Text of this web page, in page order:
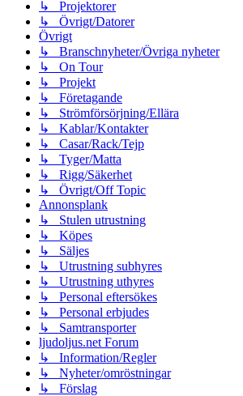
↳ Projektorer
↳ Övrigt/Datorer
Övrigt
↳ Branschnyheter/Övriga nyheter
↳ On Tour
↳ Projekt
↳ Företagande
↳ Strömförsörjning/Ellära
↳ Kablar/Kontakter
↳ Casar/Rack/Tejp
↳ Tyger/Matta
↳ Rigg/Säkerhet
↳ Övrigt/Off Topic
Annonsplank
↳ Stulen utrustning
↳ Köpes
↳ Säljes
↳ Utrustning subhyres
↳ Utrustning uthyres
↳ Personal eftersökes
↳ Personal erbjudes
↳ Samtransporter
ljudoljus.net Forum
↳ Information/Regler
↳ Nyheter/omröstningar
↳ Förslag